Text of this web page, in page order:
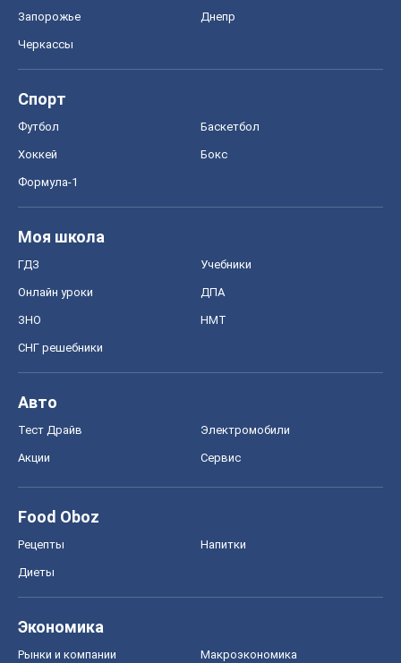
Запорожье Днепр
Черкассы
Спорт
Футбол Баскетбол
Хоккей Бокс
Формула-1
Моя школа
ГДЗ Учебники
Онлайн уроки ДПА
ЗНО НМТ
СНГ решебники
Авто
Тест Драйв Электромобили
Акции Сервис
Food Oboz
Рецепты Напитки
Диеты
Экономика
Рынки и компании Mакроэкономика